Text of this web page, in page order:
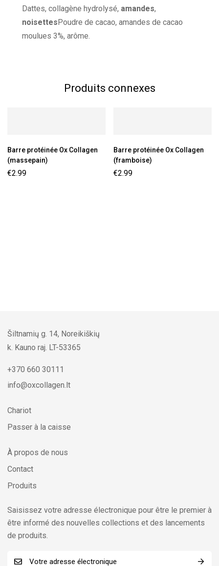
Dattes, collagène hydrolysé, amandes,
noisettesPoudre de cacao, amandes de cacao
moulues 3%, arôme.
Produits connexes
Barre protéinée Ox Collagen
(massepain)
€2.99
Barre protéinée Ox Collagen
(framboise)
€2.99
Šiltnamių g. 14, Noreikiškių
k. Kauno raj. LT-53365
+370 660 30111
info@oxcollagen.lt
Chariot
Passer à la caisse
À propos de nous
Contact
Produits
Saisissez votre adresse électronique pour être le premier à
être informé des nouvelles collections et des lancements
de produits.